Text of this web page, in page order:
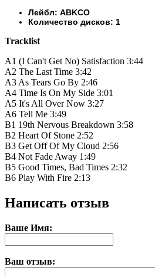
Лейбл: ABKCO ‎
Количество дисков: 1
Tracklist
A1 (I Can't Get No) Satisfaction 3:44
A2 The Last Time 3:42
A3 As Tears Go By 2:46
A4 Time Is On My Side 3:01
A5 It's All Over Now 3:27
A6 Tell Me 3:49
B1 19th Nervous Breakdown 3:58
B2 Heart Of Stone 2:52
B3 Get Off Of My Cloud 2:56
B4 Not Fade Away 1:49
B5 Good Times, Bad Times 2:32
B6 Play With Fire 2:13
Написать отзыв
Ваше Имя:
Ваш отзыв: